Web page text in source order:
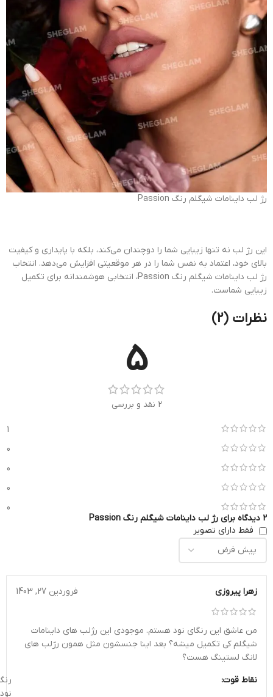
رژ لب داینامات شیگلم رنگ Passion
این رژ لب نه تنها زیبایی شما را دوچندان می‌کند، بلکه با پایداری و کیفیت
بالای خود، اعتماد به نفس شما را در هر موقعیتی افزایش می‌دهد. انتخاب
رژ لب داینامات شیگلم رنگ Passion، انتخابی هوشمندانه برای تکمیل
زیبایی شماست.
نظرات (2)
5
2 نقد و بررسی
1
0
0
0
0
2 دیدگاه برای
رژ لب داینامات شیگلم رنگ Passion
فقط دارای تصویر
زهرا پیروزی فروردین 27, 1403
من عاشق این رنگای نود هستم. موجودی این رژلب های داینامات
شیگلم کی تکمیل میشه؟ بعد اینا جنسشون مثل همون رژلب های
لانگ لستینگ هست؟
نقاط قوت:
نود